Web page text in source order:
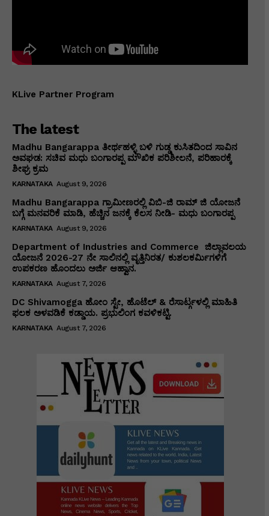
KLive Partner Program
The latest
Madhu Bangarappa ತೀರ್ಥಹಳ್ಳಿ ಬಳಿ ಗುಡ್ಡ ಕುಸಿತದಿಂದ ಸಾವಿನ
ಅವಘಡ: ಸಚಿವ ಮಧು ಬಂಗಾರಪ್ಪ ಮೌಖಿಕ ಪರಿಶೀಲನೆ, ಪರಿಹಾರಕ್ಕೆ
ಶೀಘ್ರ ಕ್ರಮ
KARNATAKA August 9, 2026
Madhu Bangarappa ಗ್ರಾಮೀಣರಲ್ಲಿ ವಿಬಿ-ಜಿ ರಾಮ್ ಜಿ ಯೋಜನೆ
ಬಗ್ಗೆ ಮನವರಿಕೆ ಮಾಡಿ, ಹೆಚ್ಚಿನ ಜನಕ್ಕೆ ಕೆಲಸ ನೀಡಿ- ಮಧು ಬಂಗಾರಪ್ಪ
KARNATAKA August 9, 2026
Department of Industries and Commerce ಜಿಲ್ಲಾವಲಯ
ಯೋಜನೆ 2026-27 ನೇ ಸಾಲಿನಲ್ಲಿ ವೃತ್ತಿನಿರತ/ ಕುಶಲಕರ್ಮಿಗಳಿಗೆ
ಉಪಕರಣ ಹೊಂದಲು ಅರ್ಜಿ ಆಹ್ವಾನ.
KARNATAKA August 7, 2026
DC Shivamogga ಹೋಂ ಸ್ಟೇ, ಹೊಟೆಲ್ & ರೆಸಾರ್ಟ್ಗಳಲ್ಲಿ ಮಾಹಿತಿ
ಫಲಕ ಅಳವಡಿಕೆ ಕಡ್ಡಾಯ. ಪ್ರಭುಲಿಂಗ ಕವಳಿಕಟ್ಟಿ.
KARNATAKA August 7, 2026